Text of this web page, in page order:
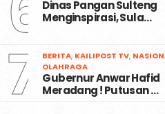
Dinas Pangan Sulteng
Menginspirasi, Sula…
7 BERITA, KAILIPOST TV,
OLAHRAGA
Gubernur Anwar Hafid
Meradang ! Putusan …